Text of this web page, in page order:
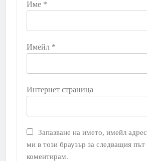
Име *
Имейл *
Интернет страница
Запазване на името, имейл
ми в този браузър за следващия път
коментирам.